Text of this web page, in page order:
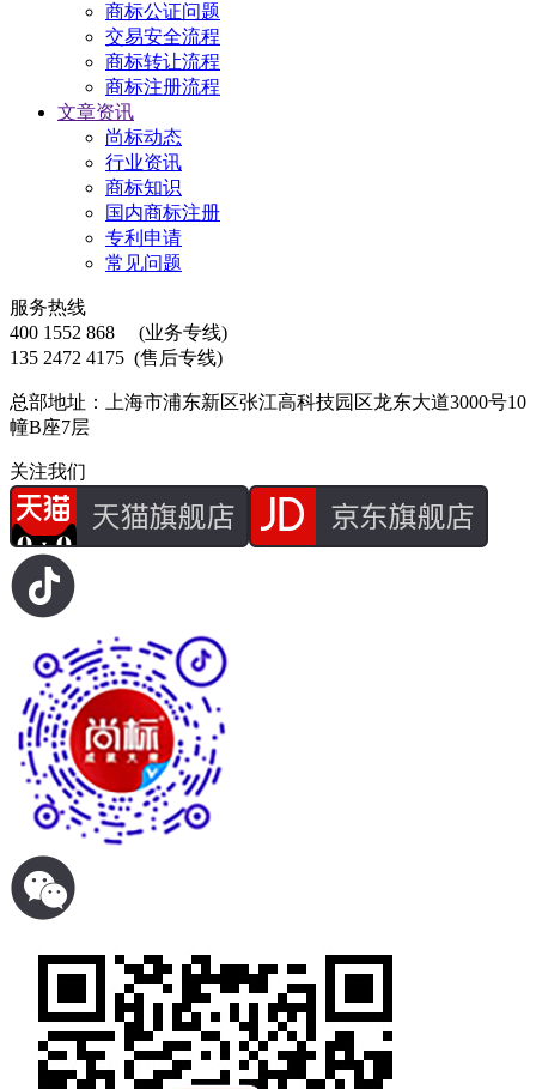
商标公证问题
交易安全流程
商标转让流程
商标注册流程
文章资讯
尚标动态
行业资讯
商标知识
国内商标注册
专利申请
常见问题
服务热线
400 1552 868
(业务专线)
135 2472 4175 (售后专线)
总部地址：上海市浦东新区张江高科技园区龙东大道3000号10
幢B座7层
关注我们